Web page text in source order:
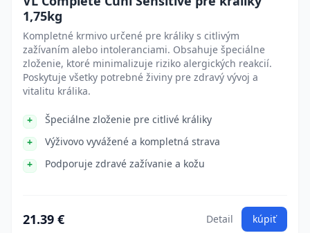
1,75kg
Kompletné krmivo určené pre králiky s citlivým
zažívaním alebo intoleranciami. Obsahuje špeciálne
zloženie, ktoré minimalizuje riziko alergických reakcií.
Poskytuje všetky potrebné živiny pre zdravý vývoj a
vitalitu králika.
Špeciálne zloženie pre citlivé králiky
Výživovo vyvážené a kompletná strava
Podporuje zdravé zažívanie a kožu
21.39 € Detail kúpiť